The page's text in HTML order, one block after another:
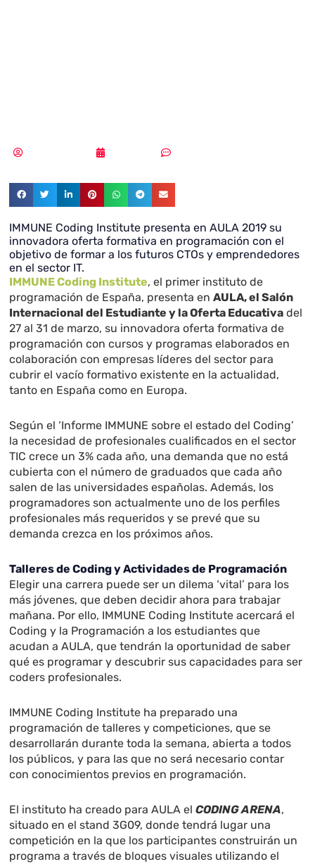
IMMUNE Coding Institute presenta en AULA 2019 su
innovadora oferta formativa en programación con el
objetivo de formar a los futuros CTOs y emprendedores
en el sector IT.
IMMUNE Coding Institute, el primer instituto de
programación de España, presenta enAULA, el Salón
Internacional del Estudiante y la Oferta Educativa del
27 al 31 de marzo, su innovadora oferta formativa de
programación con cursos y programas elaborados en
colaboración con empresas líderes del sector para
cubrir el vacío formativo existente en la actualidad,
tanto en España como en Europa.
Según el ‘Informe IMMUNE sobre el estado del Coding’
la necesidad de profesionales cualificados en el sector
TIC crece un 3% cada año, una demanda que no está
cubierta con el número de graduados que cada año
salen de las universidades españolas. Además, los
programadores son actualmente uno de los perfiles
profesionales más requeridos y se prevé que su
demanda crezca en los próximos años.
Talleres de Coding y Actividades de Programación
Elegir una carrera puede ser un dilema ‘vital’ para los
más jóvenes, que deben decidir ahora para trabajar
mañana. Por ello, IMMUNE Coding Institute acercará el
Coding y la Programación a los estudiantes que
acudan a AULA, que tendrán la oportunidad de saber
qué es programar y descubrir sus capacidades para ser
coders profesionales.
IMMUNE Coding Institute ha preparado una
programación de talleres y competiciones, que se
desarrollarán durante toda la semana, abierta a todos
los públicos, y para las que no será necesario contar
con conocimientos previos en programación.
El instituto ha creado para AULA elCODING ARENA,
situado en el stand 3G09, donde tendrá lugar una
competición en la que los participantes construirán un
programa a través de bloques visuales utilizando el